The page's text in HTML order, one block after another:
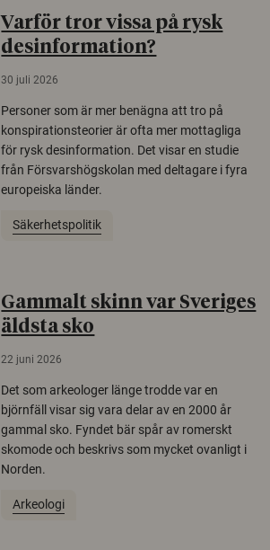
Varför tror vissa på rysk
desinformation?
30 juli 2026
Personer som är mer benägna att tro på
konspirationsteorier är ofta mer mottagliga
för rysk desinformation. Det visar en studie
från Försvarshögskolan med deltagare i fyra
europeiska länder.
Säkerhetspolitik
Gammalt skinn var Sveriges
äldsta sko
22 juni 2026
Det som arkeologer länge trodde var en
björnfäll visar sig vara delar av en 2000 år
gammal sko. Fyndet bär spår av romerskt
skomode och beskrivs som mycket ovanligt i
Norden.
Arkeologi